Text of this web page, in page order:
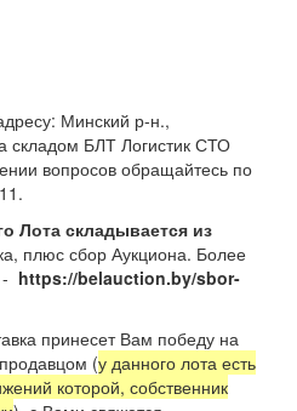
Минский р-н.,
складом БЛТ Логистик СТО
вопросов обращайтесь по
Лота складывается из
плюс сбор Аукциона. Более
https://belauction.by/sbor-
принесет Вам победу на
(у данного лота есть
которой, собственник